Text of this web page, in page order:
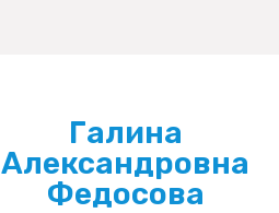
Галина
Александровна
Федосова